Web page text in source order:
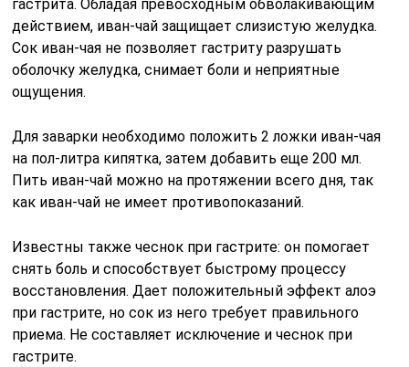
гастрита. Обладая превосходным обволакивающим
действием, иван-чай защищает слизистую желудка.
Сок иван-чая не позволяет гастриту разрушать
оболочку желудка, снимает боли и неприятные
ощущения.
Для заварки необходимо положить 2 ложки иван-чая
на пол-литра кипятка, затем добавить еще 200 мл.
Пить иван-чай можно на протяжении всего дня, так
как иван-чай не имеет противопоказаний.
Известны также чеснок при гастрите: он помогает
снять боль и способствует быстрому процессу
восстановления. Дает положительный эффект алоэ
при гастрите, но сок из него требует правильного
приема. Не составляет исключение и чеснок при
гастрите.